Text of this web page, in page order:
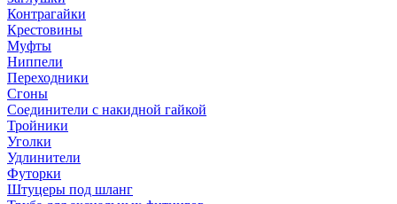
Контрагайки
Крестовины
Муфты
Ниппели
Переходники
Сгоны
Соединители с накидной гайкой
Тройники
Уголки
Удлинители
Футорки
Штуцеры под шланг